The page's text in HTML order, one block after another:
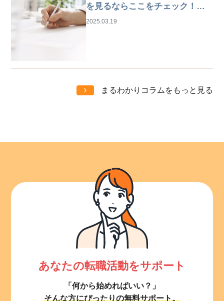
を見るならここをチェック！は
じめての仕事探しガイド
2025.03.19
まるわかりコラムをもっと見る
あなたの転職活動をサポート
「何から始めればいい？」
そんな方にぴったりの無料サポート。